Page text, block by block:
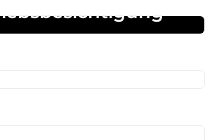
05. März 2026